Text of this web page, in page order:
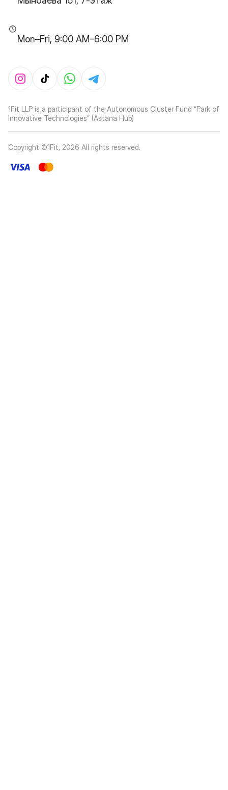
Mon–Fri, 9:00 AM–6:00 PM
1Fit LLP is a participant of the Autonomous Cluster Fund “Park of
Innovative Technologies” (Astana Hub)
Copyright ©1Fit, 2026 All rights reserved.